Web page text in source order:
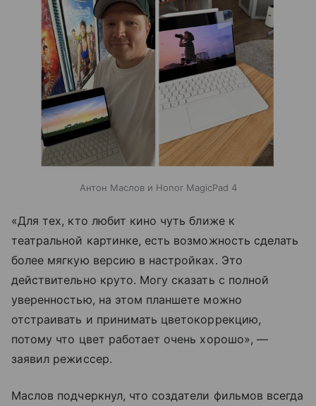
Антон Маслов и Honor MagicPad 4
«Для тех, кто любит кино чуть ближе к
театральной картинке, есть возможность сделать
более мягкую версию в настройках. Это
действительно круто. Могу сказать с полной
уверенностью, на этом планшете можно
отстраивать и принимать цветокоррекцию,
потому что цвет работает очень хорошо», —
заявил режиссер.
Маслов подчеркнул, что создатели фильмов всегда